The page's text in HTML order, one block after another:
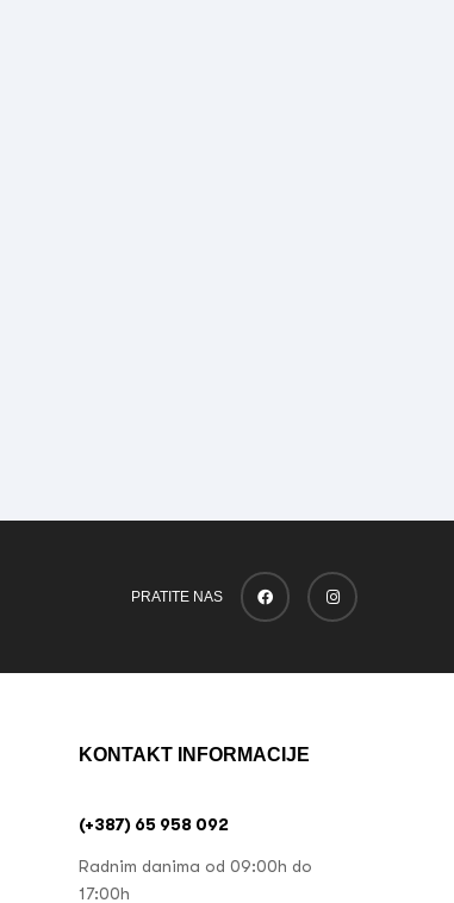
PRATITE NAS
KONTAKT INFORMACIJE
(+387) 65 958 092
Radnim danima od 09:00h do
17:00h